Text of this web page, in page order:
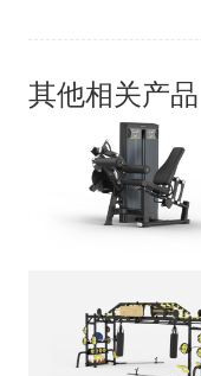
其他相关产品